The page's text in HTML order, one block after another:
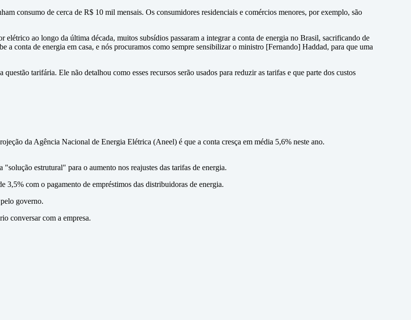
consumo de cerca de R$ 10 mil mensais. Os consumidores residenciais e comércios menores, por exemplo, são
elétrico ao longo da última década, muitos subsídios passaram a integrar a conta de energia no Brasil, sacrificando de
conta de energia em casa, e nós procuramos como sempre sensibilizar o ministro [Fernando] Haddad, para que uma
tarifária. Ele não detalhou como esses recursos serão usados para reduzir as tarifas e que parte dos custos
da Agência Nacional de Energia Elétrica (Aneel) é que a conta cresça em média 5,6% neste ano.
estrutural" para o aumento nos reajustes das tarifas de energia.
com o pagamento de empréstimos das distribuidoras de energia.
governo.
conversar com a empresa.